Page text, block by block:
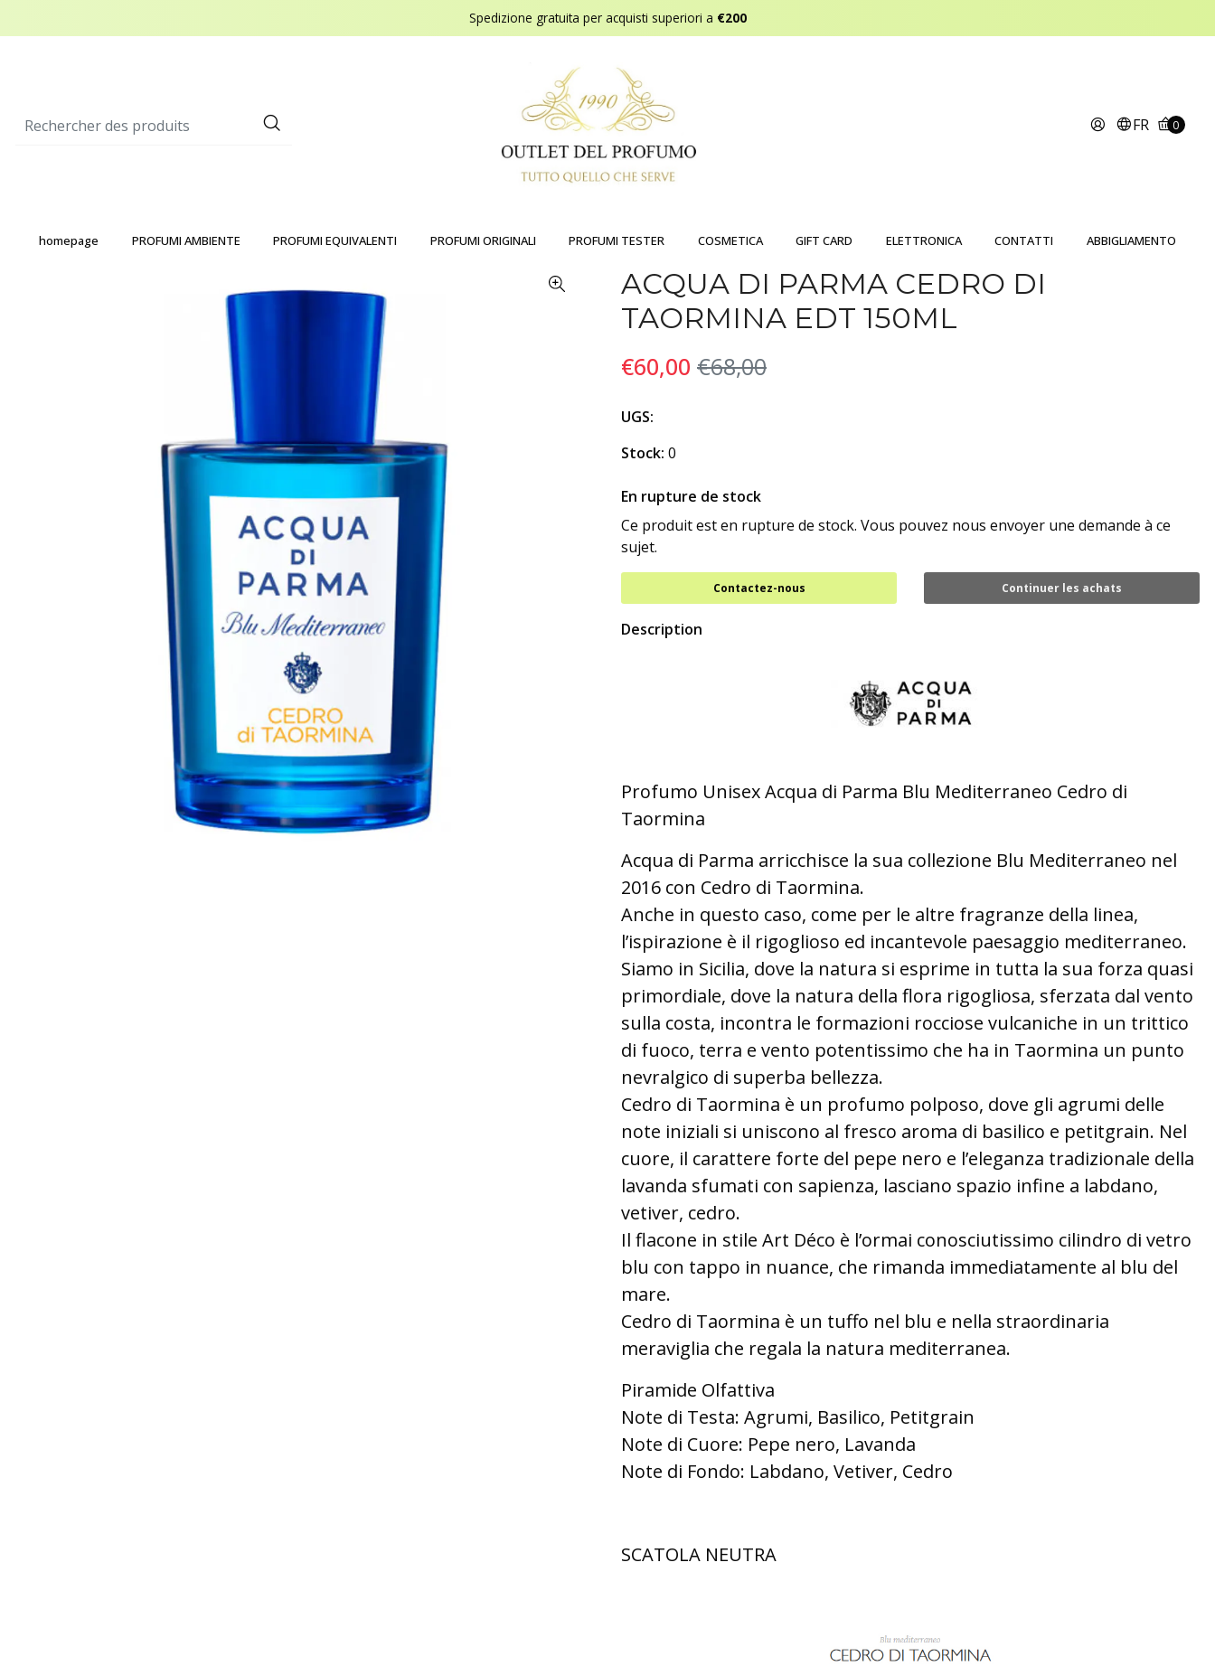
Spedizione gratuita per acquisti superiori a €200
FR 0
homepage PROFUMI AMBIENTE PROFUMI EQUIVALENTI PROFUMI ORIGINALI PROFUMI TESTER COSMETICA GIFT CARD ELETTRONICA CONTATTI ABBIGLIAMENTO
ACQUA DI PARMA CEDRO DI
TAORMINA EDT 150ML
€60,00 €68,00
UGS:
Stock: 0
En rupture de stock
Ce produit est en rupture de stock. Vous pouvez nous envoyer une demande à ce
sujet.
Contactez-nous Continuer les achats
Description
Profumo Unisex Acqua di Parma Blu Mediterraneo Cedro di
Taormina
Acqua di Parma arricchisce la sua collezione Blu Mediterraneo nel
2016 con Cedro di Taormina.
Anche in questo caso, come per le altre fragranze della linea,
l’ispirazione è il rigoglioso ed incantevole paesaggio mediterraneo.
Siamo in Sicilia, dove la natura si esprime in tutta la sua forza quasi
primordiale, dove la natura della flora rigogliosa, sferzata dal vento
sulla costa, incontra le formazioni rocciose vulcaniche in un trittico
di fuoco, terra e vento potentissimo che ha in Taormina un punto
nevralgico di superba bellezza.
Cedro di Taormina è un profumo polposo, dove gli agrumi delle
note iniziali si uniscono al fresco aroma di basilico e petitgrain. Nel
cuore, il carattere forte del pepe nero e l’eleganza tradizionale della
lavanda sfumati con sapienza, lasciano spazio infine a labdano,
vetiver, cedro.
Il flacone in stile Art Déco è l’ormai conosciutissimo cilindro di vetro
blu con tappo in nuance, che rimanda immediatamente al blu del
mare.
Cedro di Taormina è un tuffo nel blu e nella straordinaria
meraviglia che regala la natura mediterranea.
Piramide Olfattiva
Note di Testa: Agrumi, Basilico, Petitgrain
Note di Cuore: Pepe nero, Lavanda
Note di Fondo: Labdano, Vetiver, Cedro
SCATOLA NEUTRA